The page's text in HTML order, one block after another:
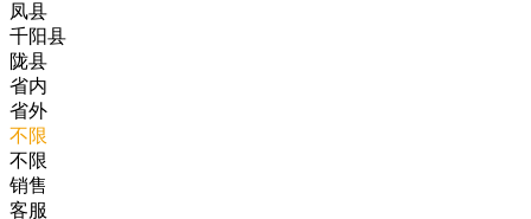
凤县
千阳县
陇县
省内
省外
不限
不限
销售
客服